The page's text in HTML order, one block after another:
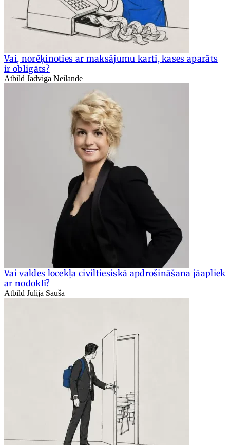
Vai, norēķinoties ar maksājumu karti, kases aparāts
ir obligāts?
Atbild Jadviga Neilande
Vai valdes locekļa civiltiesiskā apdrošināšana jāapliek
ar nodokli?
Atbild Jūlija Sauša